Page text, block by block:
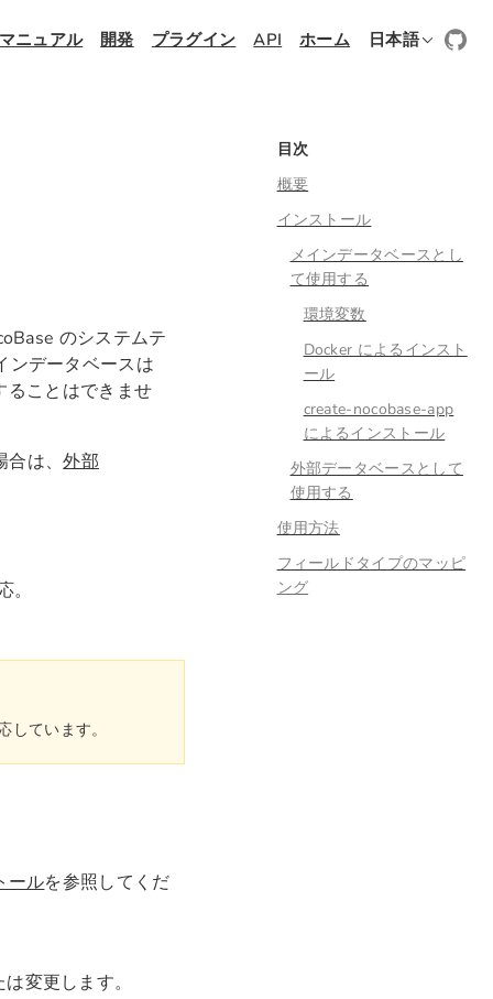
マニュアル 開発 プラグイン API ホーム 日本語
のシステムテ
ンデータベースは
ることはできませ
合は、外部
ています。
ールを参照してくだ
変更します。
目次
概要
インストール
メインデータベースとし
て使用する
環境変数
Docker によるインスト
ール
create-nocobase-app
によるインストール
外部データベースとして
使用する
使用方法
フィールドタイプのマッピ
ング